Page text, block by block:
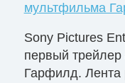
мультфильма
Sony Pictures
первый
Гарфилд. Лента